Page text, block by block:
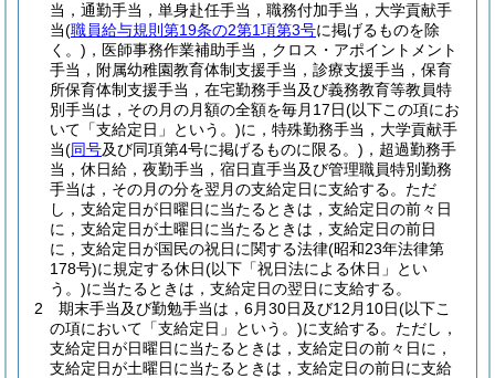
当，通勤手当，単身赴任手当，職務付加手当，大学貢献手
当(職員給与規則第19条の2第1項第3号に掲げるものを除
く。) ，医師事務作業補助手当，クロス・アポイントメント
手当，附属幼稚園教育体制支援手当，診療支援手当，保育
所保育体制支援手当，在宅勤務手当及び義務教育等教員特
別手当は，その月の月額の全額を毎月17日(以下この項にお
いて「支給定日」という。)に，特殊勤務手当，大学貢献手
当(同号及び同項第4号に掲げるものに限る。) ，超過勤務手
当，休日給，夜勤手当，宿日直手当及び管理職員特別勤務
手当は，その月の分を翌月の支給定日に支給する。 ただ
し，支給定日が日曜日に当たるときは，支給定日の前々日
に，支給定日が土曜日に当たるときは，支給定日の前日
に，支給定日が国民の祝日に関する法律(昭和23年法律第
178号)に規定する休日(以下「祝日法による休日」とい
う。)に当たるときは，支給定日の翌日に支給する。
2
期末手当及び勤勉手当は，6月30日及び12月10日(以下こ
の項において「支給定日」という。)に支給する。 ただし，
支給定日が日曜日に当たるときは，支給定日の前々日に，
支給定日が土曜日に当たるときは，支給定日の前日に支給